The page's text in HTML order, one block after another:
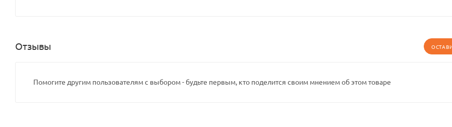
Отзывы
Помогите другим пользователям с выбором - будьте первым, кто поделится своим мнением об этом товаре